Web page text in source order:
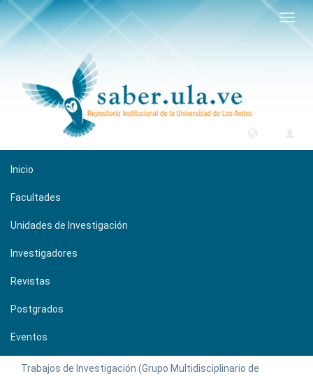
Inicio
Facultades
Unidades de Investigación
Investigadores
Revistas
Postgrados
Eventos
Trabajos de Investigación (Grupo Multidisciplinario de